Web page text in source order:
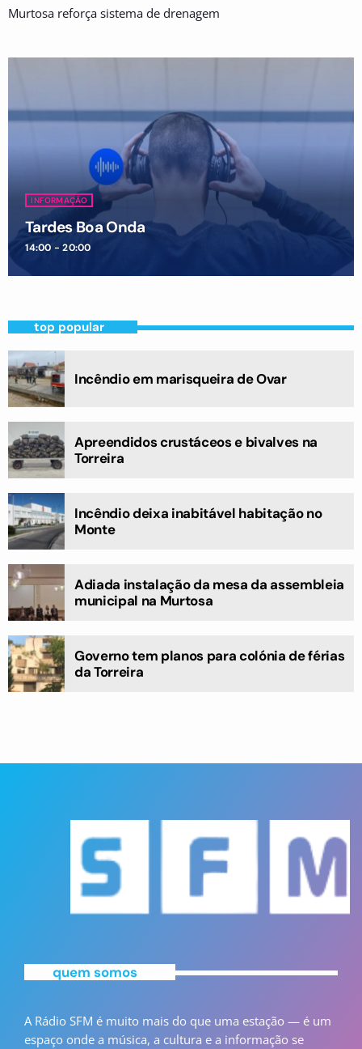
Murtosa reforça sistema de drenagem
INFORMAÇÃO
Tardes Boa Onda
14:00 - 20:00
top popular
Incêndio em marisqueira de Ovar
Apreendidos crustáceos e bivalves na
Torreira
Incêndio deixa inabitável habitação no
Monte
Adiada instalação da mesa da assembleia
municipal na Murtosa
Governo tem planos para colónia de férias
da Torreira
quem somos
A Rádio SFM é muito mais do que uma estação — é um
espaço onde a música, a cultura e a informação se